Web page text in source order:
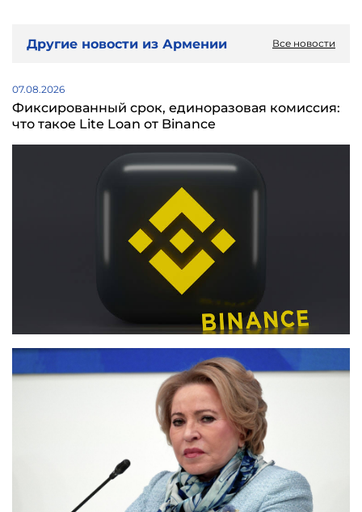
Другие новости из Армении Все новости
07.08.2026
Фиксированный срок, единоразовая комиссия:
что такое Lite Loan от Binance